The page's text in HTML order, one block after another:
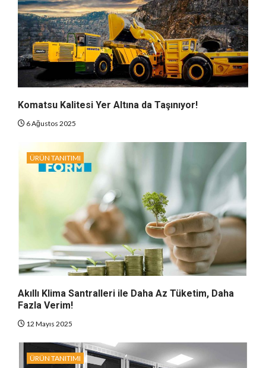
Komatsu Kalitesi Yer Altına da Taşınıyor!
6 Ağustos 2025
ÜRÜN TANITIMI
Akıllı Klima Santralleri ile Daha Az Tüketim, Daha
Fazla Verim!
12 Mayıs 2025
ÜRÜN TANITIMI